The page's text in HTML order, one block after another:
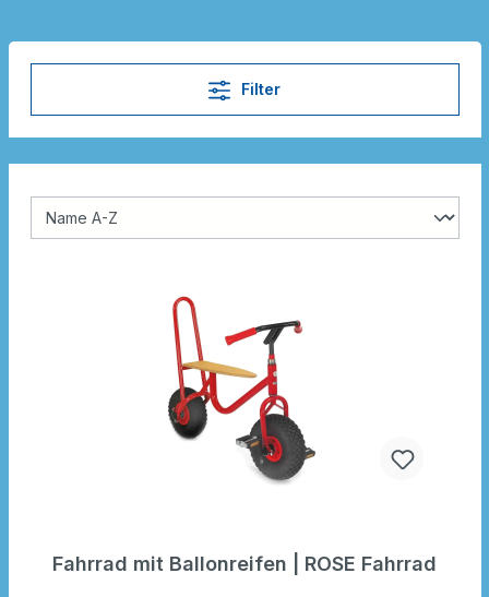
Filter
Fahrrad mit Ballonreifen | ROSE Fahrrad